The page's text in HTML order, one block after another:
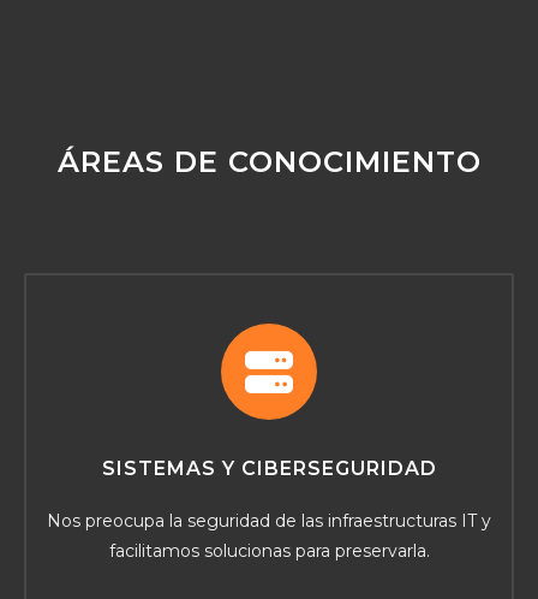
ÁREAS DE CONOCIMIENTO
SISTEMAS Y CIBERSEGURIDAD
Nos preocupa la seguridad de las infraestructuras IT y
facilitamos solucionas para preservarla.